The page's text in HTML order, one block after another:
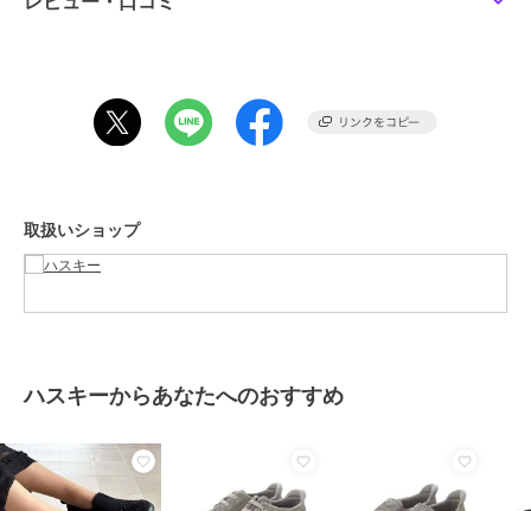
期間限定セール開催中
性別タイプ
レディース
サイズ 4サイズ展開
商品のお取り扱い方法
取扱いショップ
ハスキーからあなたへのおすすめ